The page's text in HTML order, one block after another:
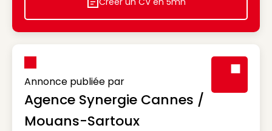
Icon decorative
Annonce publiée par
Agence Synergie Cannes /
Mouans-Sartoux